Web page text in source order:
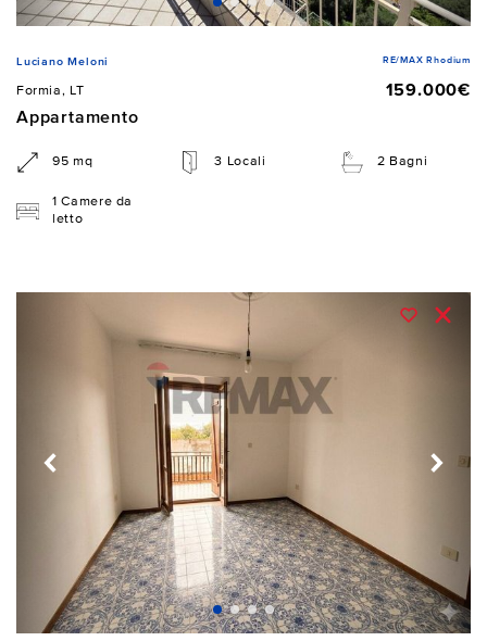
Luciano Meloni RE/MAX Rhodium
Formia, LT
159.000€
Appartamento
95 mq 3 Locali 2 Bagni
1 Camere da
letto